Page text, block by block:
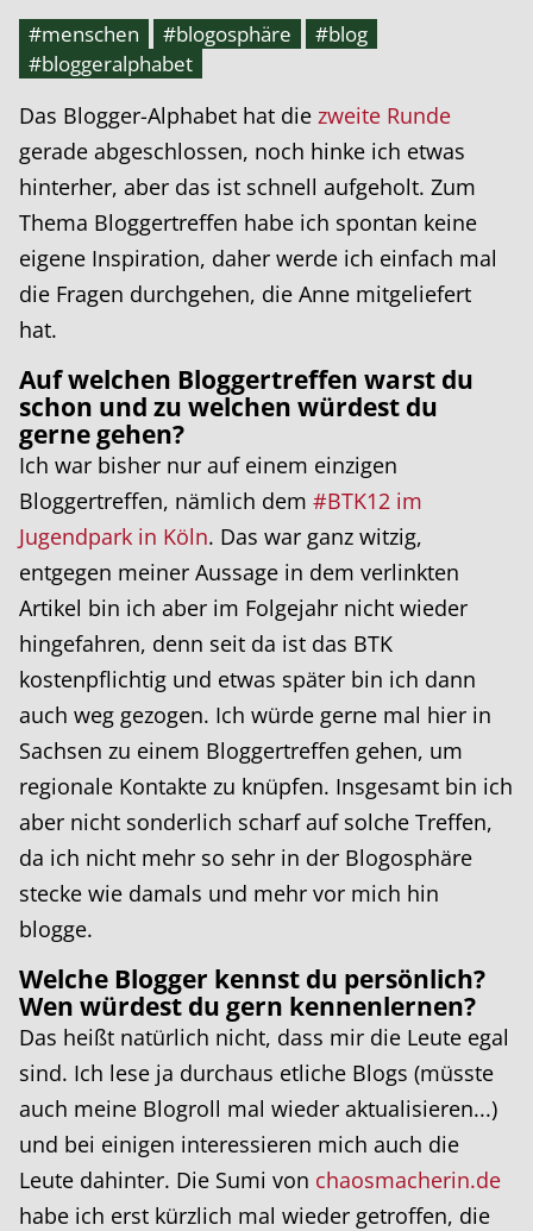
#menschen
#blogosphäre
#blog
#bloggeralphabet
Das Blogger-Alphabet hat die zweite Runde
gerade abgeschlossen, noch hinke ich etwas
hinterher, aber das ist schnell aufgeholt. Zum
Thema Bloggertreffen habe ich spontan keine
eigene Inspiration, daher werde ich einfach mal
die Fragen durchgehen, die Anne mitgeliefert
hat.
Auf welchen Bloggertreffen warst du
schon und zu welchen würdest du
gerne gehen?
Ich war bisher nur auf einem einzigen
Bloggertreffen, nämlich dem #BTK12 im
Jugendpark in Köln. Das war ganz witzig,
entgegen meiner Aussage in dem verlinkten
Artikel bin ich aber im Folgejahr nicht wieder
hingefahren, denn seit da ist das BTK
kostenpflichtig und etwas später bin ich dann
auch weg gezogen. Ich würde gerne mal hier in
Sachsen zu einem Bloggertreffen gehen, um
regionale Kontakte zu knüpfen. Insgesamt bin ich
aber nicht sonderlich scharf auf solche Treffen,
da ich nicht mehr so sehr in der Blogosphäre
stecke wie damals und mehr vor mich hin
blogge.
Welche Blogger kennst du persönlich?
Wen würdest du gern kennenlernen?
Das heißt natürlich nicht, dass mir die Leute egal
sind. Ich lese ja durchaus etliche Blogs (müsste
auch meine Blogroll mal wieder aktualisieren...)
und bei einigen interessieren mich auch die
Leute dahinter. Die Sumi von chaosmacherin.de
habe ich erst kürzlich mal wieder getroffen, die